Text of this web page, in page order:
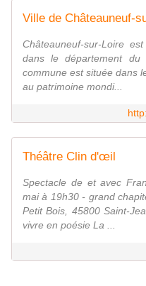
Ville de Châteauneuf-
Châteauneuf-sur-Loire
dans le département
commune est située dans
au patrimoine mondi...
Théâtre Clin d'œil
Spectacle de et avec
mai à 19h30 - grand
Petit Bois, 45800 Saint-
vivre en poésie La ...